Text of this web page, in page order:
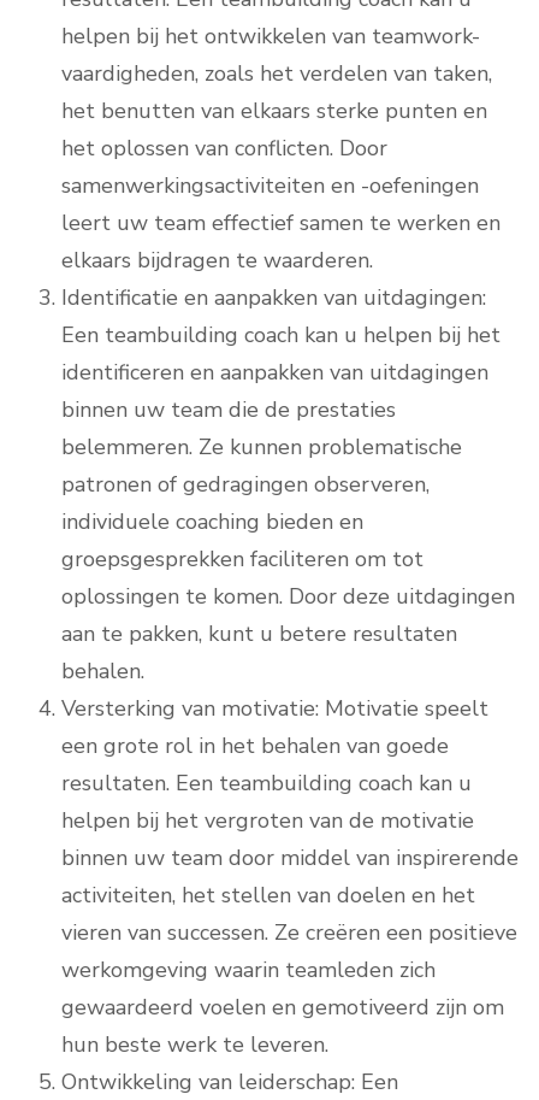
helpen bij het ontwikkelen van teamwork-
vaardigheden, zoals het verdelen van taken,
het benutten van elkaars sterke punten en
het oplossen van conflicten. Door
samenwerkingsactiviteiten en -oefeningen
leert uw team effectief samen te werken en
elkaars bijdragen te waarderen.
Identificatie en aanpakken van uitdagingen:
Een teambuilding coach kan u helpen bij het
identificeren en aanpakken van uitdagingen
binnen uw team die de prestaties
belemmeren. Ze kunnen problematische
patronen of gedragingen observeren,
individuele coaching bieden en
groepsgesprekken faciliteren om tot
oplossingen te komen. Door deze uitdagingen
aan te pakken, kunt u betere resultaten
behalen.
Versterking van motivatie: Motivatie speelt
een grote rol in het behalen van goede
resultaten. Een teambuilding coach kan u
helpen bij het vergroten van de motivatie
binnen uw team door middel van inspirerende
activiteiten, het stellen van doelen en het
vieren van successen. Ze creëren een positieve
werkomgeving waarin teamleden zich
gewaardeerd voelen en gemotiveerd zijn om
hun beste werk te leveren.
Ontwikkeling van leiderschap: Een